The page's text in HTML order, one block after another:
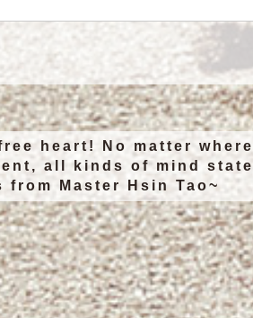
heart! No matter
all kinds of mind
from Master Hsin Tao~